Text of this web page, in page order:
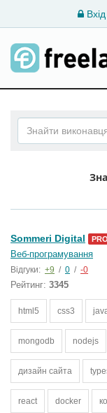
Вхід
Sommeri Digital PRO
Веб-програмування
Відгуки: +9 / 0 / -0
Рейтинг: 3345
html5 css3
mongodb nodejs
дизайн сайта
react docker